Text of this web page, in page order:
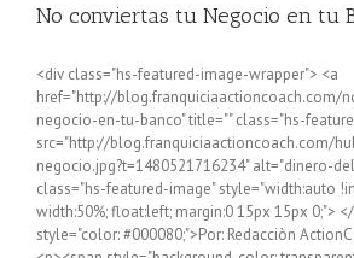
No conviertas tu Negocio en tu
<div class="hs-featured-image-wrapper"> <a
href="http://blog.franquiciaactioncoach.com/
negocio-en-tu-banco" title="" class="hs-
src="http://blog.franquiciaactioncoach.com/
negocio.jpg?t=1480521716234" alt="dinero-
class="hs-featured-image" style="width:auto
width:50%; float:left; margin:0 15px 15px 0;">
style="color: #000080;">Por: Redacciòn